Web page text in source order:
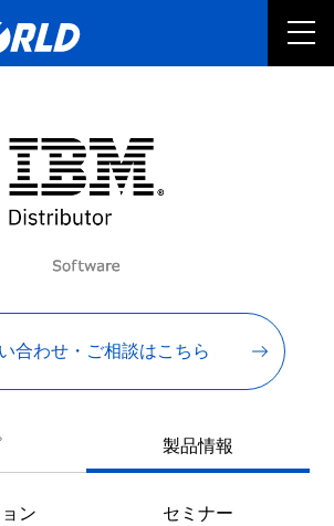
合わせ・ご相談はこちら
製品情報
ン セミナー